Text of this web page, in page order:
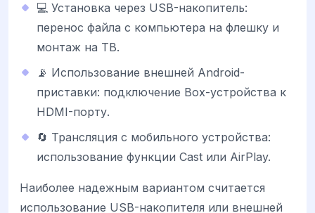
💻 Установка через USB-накопитель:
перенос файла с компьютера на флешку и
монтаж на ТВ.
📡 Использование внешней Android-
приставки: подключение Box-устройства к
HDMI-порту.
🔄 Трансляция с мобильного устройства:
использование функции Cast или AirPlay.
Наиболее надежным вариантом считается
использование USB-накопителя или внешней